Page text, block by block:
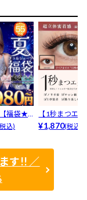
福袋★
3点
込)
【1秒まつエ
リュームタイ
¥1,870(税込)
す!! ／